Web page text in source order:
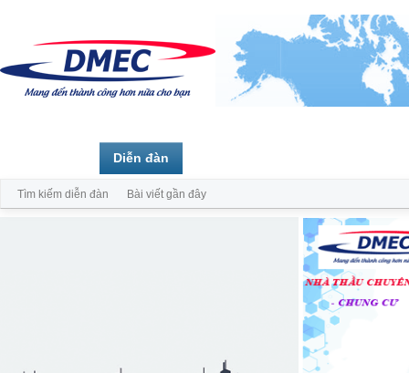
Diễn đàn
Tìm kiếm diễn đàn Bài viết gần đây